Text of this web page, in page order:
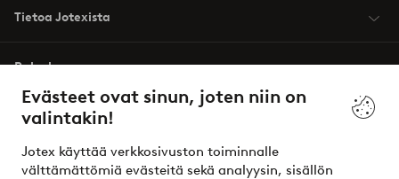
Evästeet ovat sinun, joten niin on
valintakin!
Jotex käyttää verkkosivuston toiminnalle
välttämättömiä evästeitä sekä analyysin, sisällön
Tietoa Jotexista
Palvelumme
Ehdot
Ystävät